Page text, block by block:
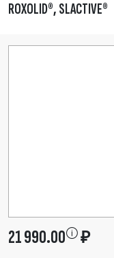
ROXOLID®, SLACTIVE®
21 990.00 ₽